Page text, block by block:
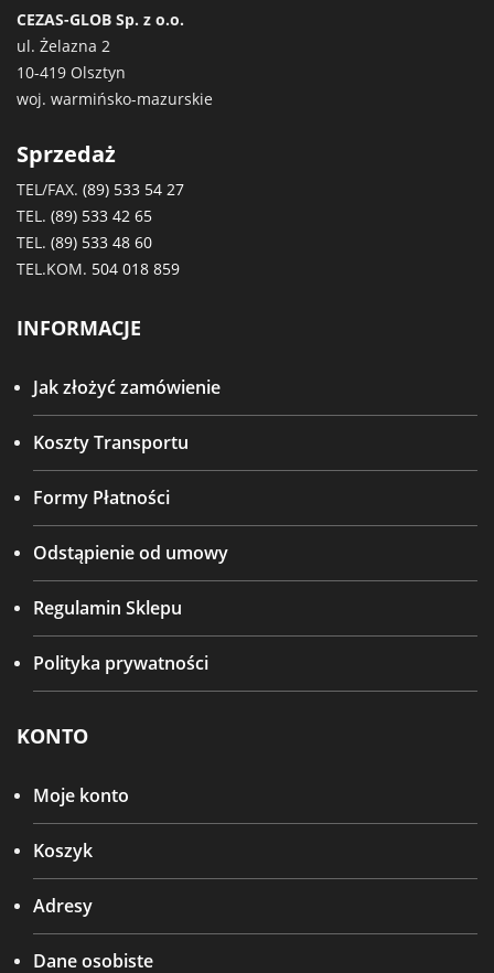
CEZAS-GLOB Sp. z o.o.
ul. Żelazna 2
10-419 Olsztyn
woj. warmińsko-mazurskie
Sprzedaż
TEL/FAX. (89) 533 54 27
TEL. (89) 533 42 65
TEL. (89) 533 48 60
TEL.KOM. 504 018 859
INFORMACJE
Jak złożyć zamówienie
Koszty Transportu
Formy Płatności
Odstąpienie od umowy
Regulamin Sklepu
Polityka prywatności
KONTO
Moje konto
Koszyk
Adresy
Dane osobiste